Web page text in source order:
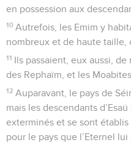
en possession aux
10 Autrefois, les Emim y
nombreux et de haute taille,
11 Ils passaient, eux aussi,
des Rephaïm, et les
12 Auparavant, le pays de
mais les descendants
exterminés et se sont
pour le pays que l’Eternel lui